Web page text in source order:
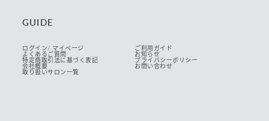
GUIDE
ログイン/ マイページ ご利用ガイド
よくあるご質問 お知らせ
特定商取引法に基づく表記 プライバシーポリシー
会社概要 お問い合わせ
取り扱いサロン一覧